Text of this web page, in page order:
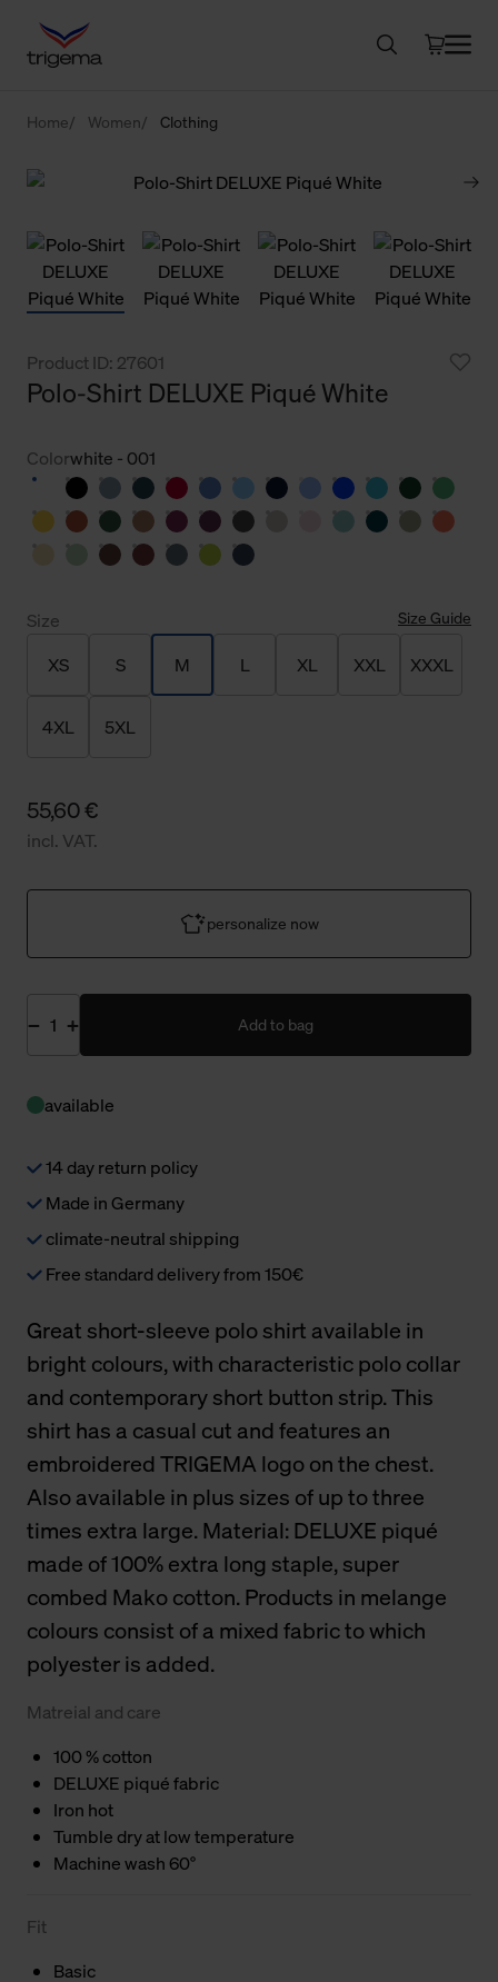
Home Women Clothing
Product ID: 27601
Polo-Shirt DELUXE Piqué White
Colorwhite - 001
Size Size Guide
XS S M L XL XXL XXXL
4XL 5XL
55,60 €
incl. VAT.
personalize now
Add to bag
available
14 day return policy
Made in Germany
climate-neutral shipping
Free standard delivery from 150€
Great short-sleeve polo shirt available in
bright colours, with characteristic polo collar
and contemporary short button strip. This
shirt has a casual cut and features an
embroidered TRIGEMA logo on the chest.
Also available in plus sizes of up to three
times extra large. Material: DELUXE piqué
made of 100% extra long staple, super
combed Mako cotton. Products in melange
colours consist of a mixed fabric to which
polyester is added.
Matreial and care
100 % cotton
DELUXE piqué fabric
Iron hot
Tumble dry at low temperature
Machine wash 60°
Fit
Basic